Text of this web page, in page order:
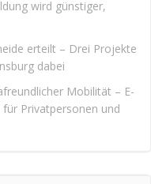
wird günstiger,
erteilt – Drei Projekte
dabei
Mobilität – E-
Privatpersonen und